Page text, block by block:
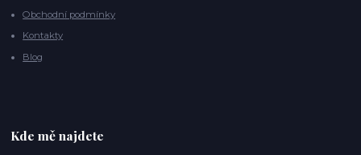
Obchodní podmínky
Kontakty
Blog
Kde mě najdete